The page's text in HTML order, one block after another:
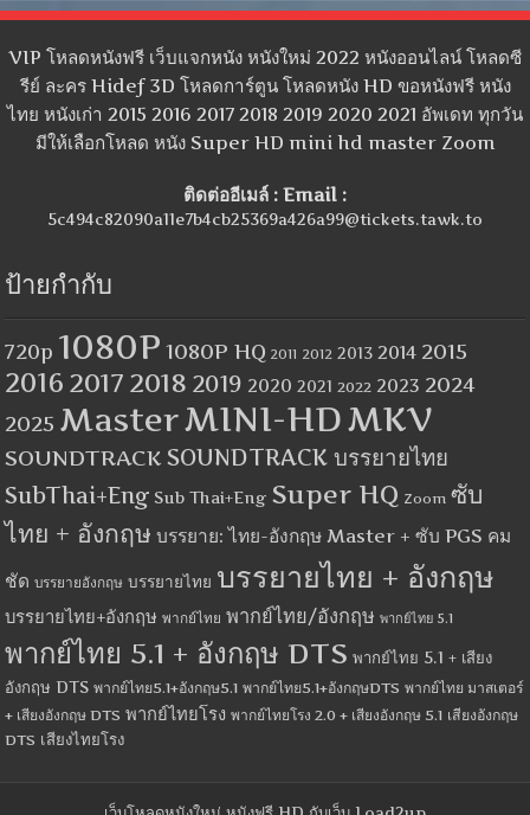
VIP โหลดหนังฟรี เว็บแจกหนัง หนังใหม่ 2022 หนังออนไลน์ โหลดซี
รีย์ ละคร Hidef 3D โหลดการ์ตูน โหลดหนัง HD ขอหนังฟรี หนัง
ไทย หนังเก่า 2015 2016 2017 2018 2019 2020 2021 อัพเดท ทุกวัน
มีให้เลือกโหลด หนัง Super HD mini hd master Zoom
ติดต่ออีเมล์ : Email :
5c494c82090a11e7b4cb25369a426a99@tickets.tawk.to
ป้ายกำกับ
720p 1080P 1080P HQ 2011 2012 2013 2014 2015
2016 2017 2018 2019 2020 2021 2022 2023 2024
2025 MasterMINI-HDMKV
SOUNDTRACK SOUNDTRACK บรรยายไทย
SubThai+Eng Sub Thai+Eng Super HQ Zoom ซับ
ไทย + อังกฤษ บรรยาย: ไทย-อังกฤษ Master + ซับ PGS คม
ชัด บรรยายอังกฤษ บรรยายไทย บรรยายไทย + อังกฤษ
บรรยายไทย+อังกฤษ พากย์ไทย พากย์ไทย/อังกฤษ พากย์ไทย 5.1
พากย์ไทย 5.1 + อังกฤษ DTS พากย์ไทย 5.1 + เสียง
อังกฤษ DTS พากย์ไทย5.1+อังกฤษ5.1 พากย์ไทย5.1+อังกฤษDTS พากย์ไทย มาสเตอร์
+ เสียงอังกฤษ DTS พากย์ไทยโรง พากย์ไทยโรง 2.0 + เสียงอังกฤษ 5.1 เสียงอังกฤษ
DTS เสียงไทยโรง